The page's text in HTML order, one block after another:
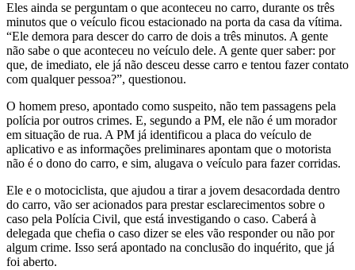
Eles ainda se perguntam o que aconteceu no carro, durante os três
minutos que o veículo ficou estacionado na porta da casa da vítima.
“Ele demora para descer do carro de dois a três minutos. A gente
não sabe o que aconteceu no veículo dele. A gente quer saber: por
que, de imediato, ele já não desceu desse carro e tentou fazer contato
com qualquer pessoa?”, questionou.
O homem preso, apontado como suspeito, não tem passagens pela
polícia por outros crimes. E, segundo a PM, ele não é um morador
em situação de rua. A PM já identificou a placa do veículo de
aplicativo e as informações preliminares apontam que o motorista
não é o dono do carro, e sim, alugava o veículo para fazer corridas.
Ele e o motociclista, que ajudou a tirar a jovem desacordada dentro
do carro, vão ser acionados para prestar esclarecimentos sobre o
caso pela Polícia Civil, que está investigando o caso. Caberá à
delegada que chefia o caso dizer se eles vão responder ou não por
algum crime. Isso será apontado na conclusão do inquérito, que já
foi aberto.